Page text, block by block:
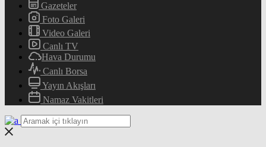
Gazeteler
Foto Galeri
Video Galeri
Canlı TV
Hava Durumu
Canlı Borsa
Yayın Akışları
Namaz Vakitleri